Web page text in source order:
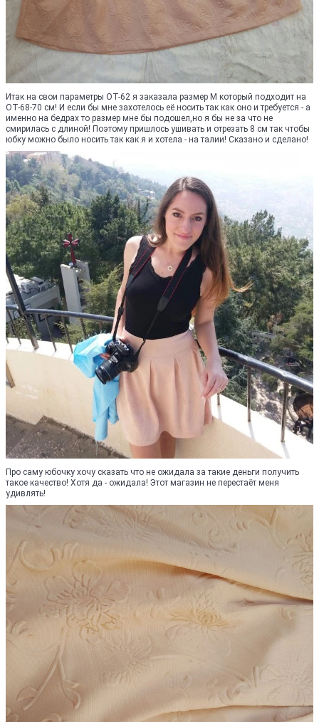
Итак на свои параметры ОТ-62 я заказала размер М который подходит на
ОТ-68-70 см! И если бы мне захотелось её носить так как оно и требуется - а
именно на бедрах то размер мне бы подошел,но я бы не за что не
смирилась с длиной! Поэтому пришлось ушивать и отрезать 8 см так чтобы
юбку можно было носить так как я и хотела - на талии! Сказано и сделано!
Про саму юбочку хочу сказать что не ожидала за такие деньги получить
такое качество! Хотя да - ожидала! Этот магазин не перестаёт меня
удивлять!